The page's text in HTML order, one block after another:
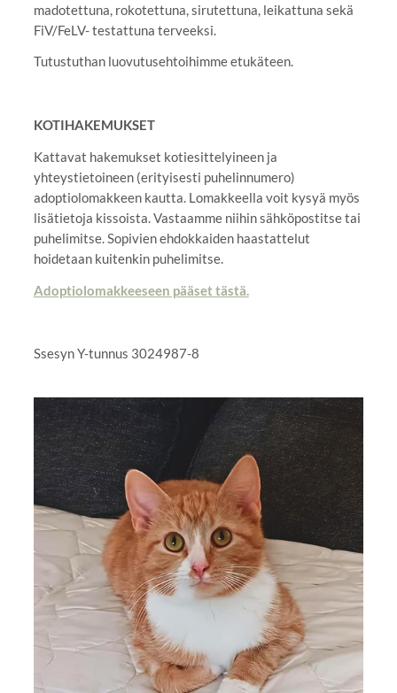
madotettuna, rokotettuna, sirutettuna, leikattuna sekä
FiV/FeLV- testattuna terveeksi.
Tutustuthan luovutusehtoihimme etukäteen.
KOTIHAKEMUKSET
Kattavat hakemukset kotiesittelyineen ja
yhteystietoineen (erityisesti puhelinnumero)
adoptiolomakkeen kautta. Lomakkeella voit kysyä myös
lisätietoja kissoista. Vastaamme niihin sähköpostitse tai
puhelimitse. Sopivien ehdokkaiden haastattelut
hoidetaan kuitenkin puhelimitse.
Adoptiolomakkeeseen pääset tästä.
Ssesyn Y-tunnus 3024987-8